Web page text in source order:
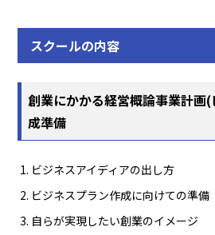
スクールの内容
創業にかかる経営概論事業計画
成準備
ビジネスアイディアの出し方
ビジネスプラン作成に向けての準備
自らが実現したい創業のイメージ